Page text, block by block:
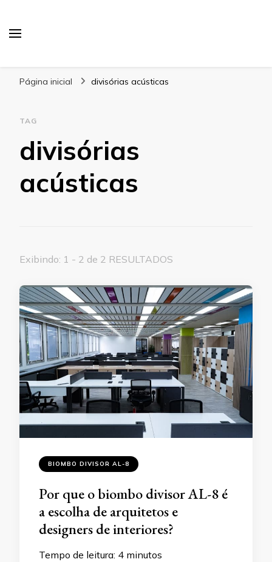
Página inicial divisórias acústicas
TAG
divisórias
acústicas
Exibindo: 1 - 2 de 2 RESULTADOS
BIOMBO DIVISOR AL-8
Por que o biombo divisor AL-8 é
a escolha de arquitetos e
designers de interiores?
Tempo de leitura: 4 minutos